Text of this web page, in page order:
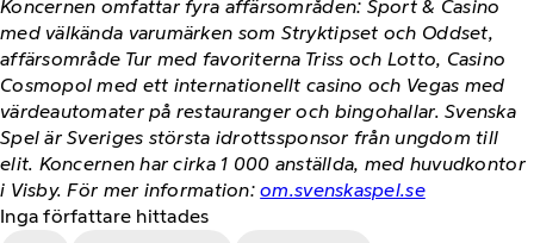
Koncernen omfattar fyra affärsområden: Sport & Casino
med välkända varumärken som Stryktipset och Oddset,
affärsområde Tur med favoriterna Triss och Lotto, Casino
Cosmopol med ett internationellt casino och Vegas med
värdeautomater på restauranger och bingohallar. Svenska
Spel är Sveriges största idrottssponsor från ungdom till
elit. Koncernen har cirka 1 000 anställda, med huvudkontor
i Visby. För mer information:om.svenskaspel.se
Inga författare hittades